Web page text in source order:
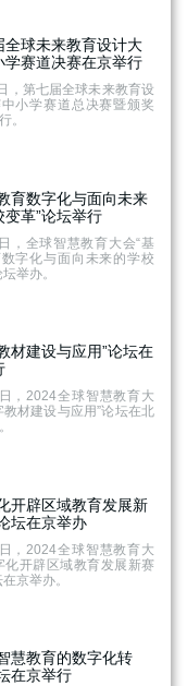
全球未来教育设计大
学赛道决赛在京举行
，第七届全球未来教育设
小学赛道总决赛暨颁奖
。
育数字化与面向未来
变革”论坛举行
，全球智慧教育大会“基
字化与面向未来的学校
举办。
材建设与应用”论坛在
，2024全球智慧教育大
教材建设与应用”论坛在北
开辟区域教育发展新
坛在京举办
，2024全球智慧教育大
化开辟区域教育发展新赛
京举办。
慧教育的数字化转
在京举行